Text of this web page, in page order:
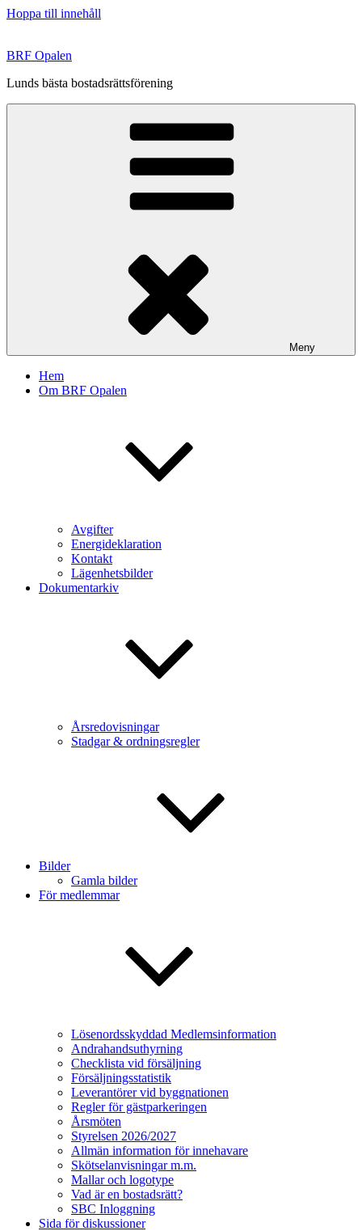
Hoppa till innehåll
BRF Opalen
Lunds bästa bostadsrättsförening
Meny
Hem
Om BRF Opalen
Avgifter
Energideklaration
Kontakt
Lägenhetsbilder
Dokumentarkiv
Årsredovisningar
Stadgar & ordningsregler
Bilder
Gamla bilder
För medlemmar
Lösenordsskyddad Medlemsinformation
Andrahandsuthyrning
Checklista vid försäljning
Försäljningsstatistik
Leverantörer vid byggnationen
Regler för gästparkeringen
Årsmöten
Styrelsen 2026/2027
Allmän information för innehavare
Skötselanvisningar m.m.
Mallar och logotype
Vad är en bostadsrätt?
SBC Inloggning
Sida för diskussioner